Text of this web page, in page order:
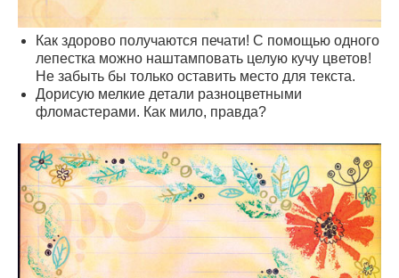
Как здорово получаются печати! С помощью одного
лепестка можно наштамповать целую кучу цветов!
Не забыть бы только оставить место для текста.
Дорисую мелкие детали разноцветными
фломастерами. Как мило, правда?